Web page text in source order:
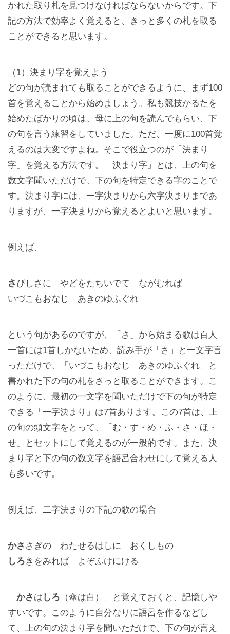
かれた取り札を見つけなければならないからです。下
記の方法で効率よく覚えると、きっと多くの札を取る
ことができると思います。
（1）決まり字を覚えよう
どの句が読まれても取ることができるように、まず100
首を覚えることから始めましょう。私も競技かるたを
始めたばかりの頃は、母に上の句を読んでもらい、下
の句を言う練習をしていました。ただ、一度に100首覚
えるのは大変ですよね。そこで役立つのが「決まり
字」を覚える方法です。「決まり字」とは、上の句を
数文字聞いただけで、下の句を特定できる字のことで
す。決まり字には、一字決まりから六字決まりまであ
りますが、一字決まりから覚えるとよいと思います。
例えば、
さ びしさに やどをたちいでて ながむれば
いづこもおなじ あきのゆふぐれ
という句があるのですが、「さ」から始まる歌は百人
一首には1首しかないため、読み手が「さ」と一文字言
っただけで、「いづこもおなじ あきのゆふぐれ」と
書かれた下の句の札をさっと取ることができます。こ
のように、最初の一文字を聞いただけで下の句が特定
できる「一字決まり」は7首あります。この7首は、上
の句の頭文字をとって、「む・す・め・ふ・さ・ほ・
せ」とセットにして覚えるのが一般的です。また、決
まり字と下の句の数文字を語呂合わせにして覚える人
も多いです。
例えば、二字決まりの下記の歌の場合
かさ さぎの わたせるはしに おくしもの
しろきをみれば よぞふけにける
「 かさ は しろ （傘は白）」と覚えておくと、記憶しや
すいです。このように自分なりに語呂を作るなどし
て、上の句の決まり字を聞いただけで、下の句が言え